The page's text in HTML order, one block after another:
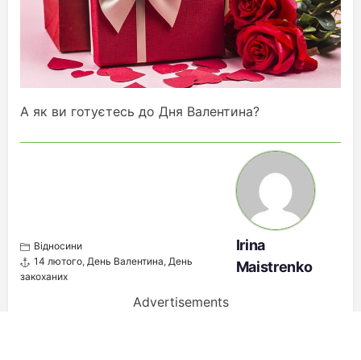
А як ви готуєтесь до Дня Валентина?
Відносини
14 лютого, День Валентина, День
закоханих
Irina
Maistrenko
Advertisements